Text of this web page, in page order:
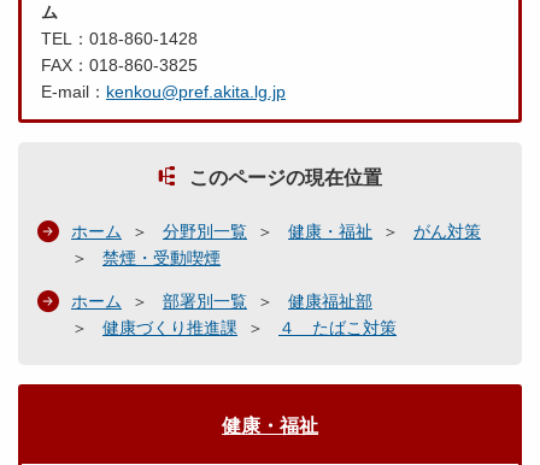
ム
TEL：018-860-1428
FAX：018-860-3825
E-mail： kenkou@pref.akita.lg.jp
このページの現在位置
ホーム 分野別一覧 健康・福祉
がん対策
禁煙・受動喫煙
ホーム 部署別一覧
健康福祉部
健康づくり推進課
４ たばこ対策
健康・福祉